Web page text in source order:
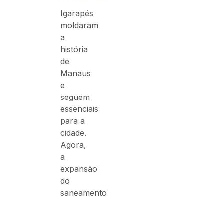
Igarapés
moldaram
a
história
de
Manaus
e
seguem
essenciais
para a
cidade.
Agora,
a
expansão
do
saneamento